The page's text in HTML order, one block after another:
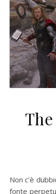
Non c’è dubbio, nell’arca di Indiana Jones c’è The Avengers,
fonte